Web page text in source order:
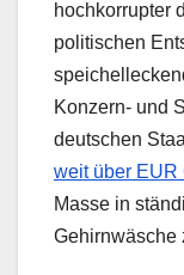
hochkorrupter
politischen
Konzern- und
deutschen
weit über EUR
Masse in
Gehirnwäsche